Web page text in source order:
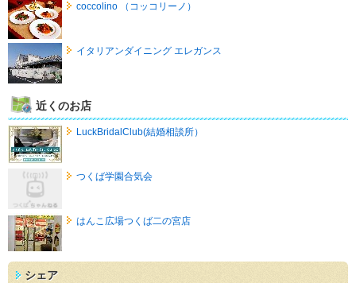
coccolino （コッコリーノ）
イタリアンダイニング エレガンス
近くのお店
LuckBridalClub(結婚相談所）
つくば学園合気会
はんこ広場つくば二の宮店
シェア